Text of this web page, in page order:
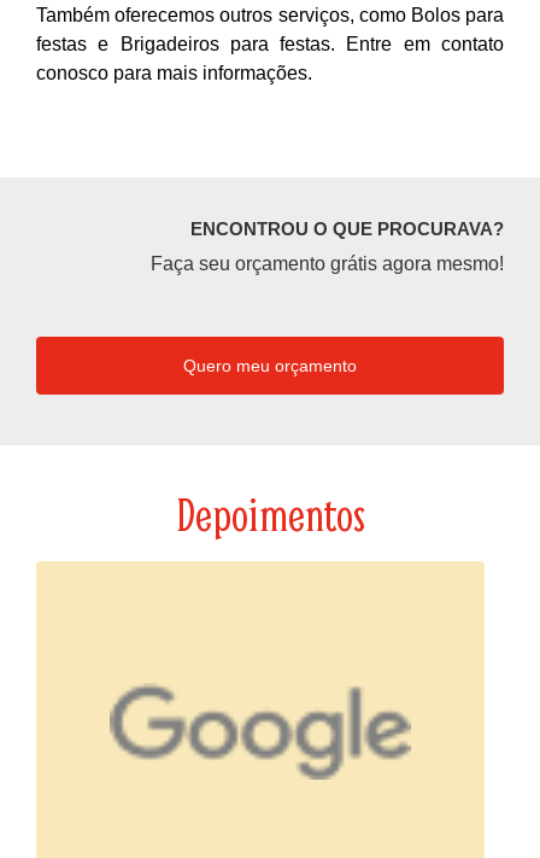
Também oferecemos outros serviços, como Bolos para
festas e Brigadeiros para festas. Entre em contato
conosco para mais informações.
ENCONTROU O QUE PROCURAVA?
Faça seu orçamento grátis agora mesmo!
Quero meu orçamento
Depoimentos